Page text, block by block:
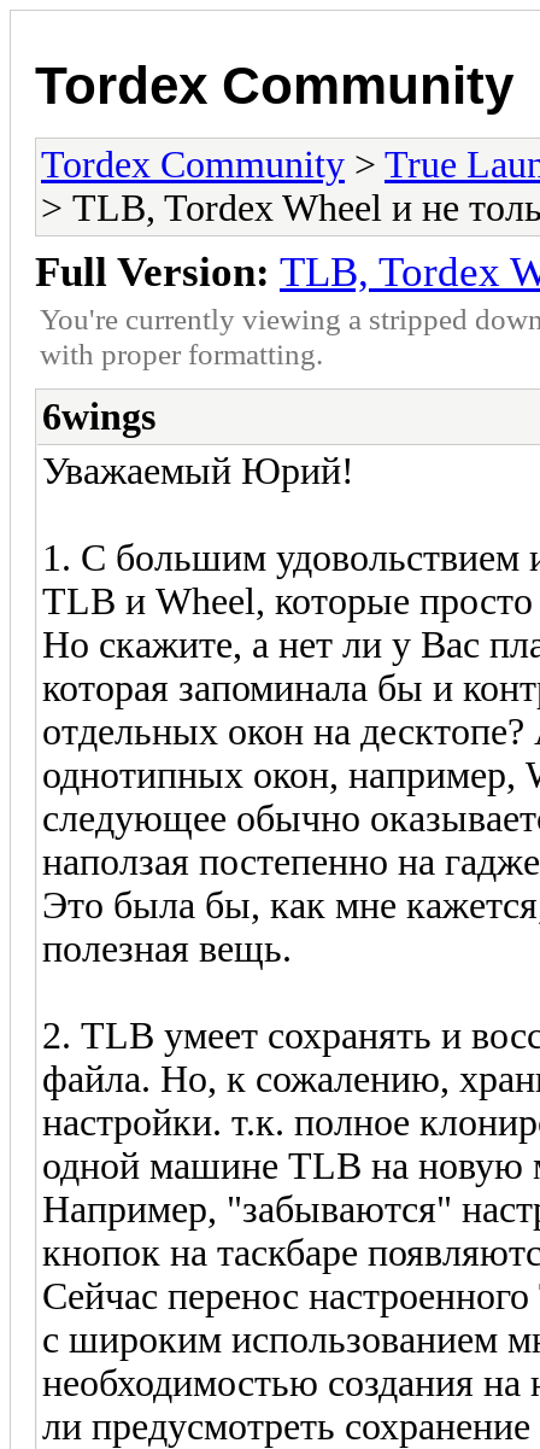
Tordex Community
Tordex Community > True
> TLB, Tordex Wheel и не
Full Version: TLB, Tordex
You're currently viewing a stripped
with proper formatting.
6wings
Уважаемый Юрий!
1. С большим удовольствием
TLB и Wheel, которые
Но скажите, а нет ли у Вас
которая запоминала бы и
отдельных окон на
однотипных окон, например,
следующее обычно
наползая постепенно на
Это была бы, как мне
полезная вещь.
2. TLB умеет сохранять и
файла. Но, к сожалению,
настройки. т.к. полное
одной машине TLB на новую
Например, "забываются"
кнопок на таскбаре
Сейчас перенос
с широким использованием
необходимостью создания
ли предусмотреть